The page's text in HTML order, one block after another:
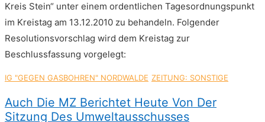
Kreistag
Steinfurt
Kreis Stein“ unter einem ordentlichen Tagesordnungspunkt
im Kreistag am 13.12.2010 zu behandeln. Folgender
Resolutionsvorschlag wird dem Kreistag zur
Beschlussfassung vorgelegt:
IG "GEGEN GASBOHREN" NORDWALDE ZEITUNG: SONSTIGE
Auch Die MZ Berichtet Heute Von Der
Sitzung Des Umweltausschusses